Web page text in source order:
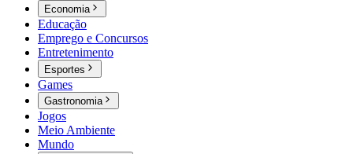
Economia
Educação
Emprego e Concursos
Entretenimento
Esportes
Games
Gastronomia
Jogos
Meio Ambiente
Mundo